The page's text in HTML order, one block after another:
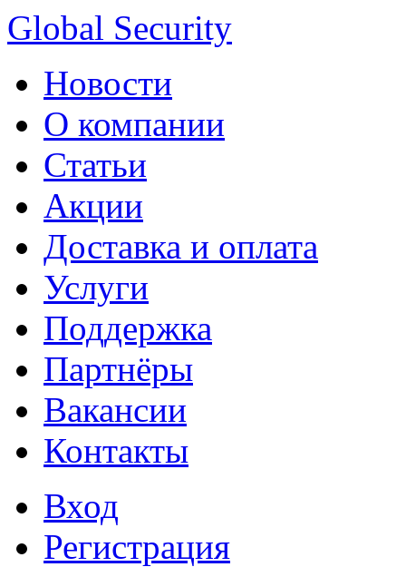
Global Security
Новости
О компании
Статьи
Акции
Доставка и оплата
Услуги
Поддержка
Партнёры
Вакансии
Контакты
Вход
Регистрация